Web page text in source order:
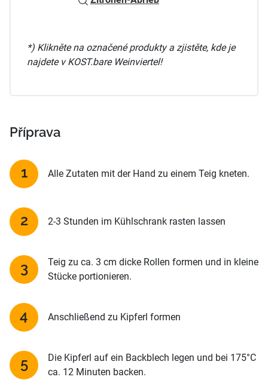
*) Klikněte na označené produkty a zjistěte, kde je
najdete v KOST.bare Weinviertel!
Příprava
Alle Zutaten mit der Hand zu einem Teig kneten.
2-3 Stunden im Kühlschrank rasten lassen
Teig zu ca. 3 cm dicke Rollen formen und in kleine
Stücke portionieren.
Anschließend zu Kipferl formen
Die Kipferl auf ein Backblech legen und bei 175°C
ca. 12 Minuten backen.